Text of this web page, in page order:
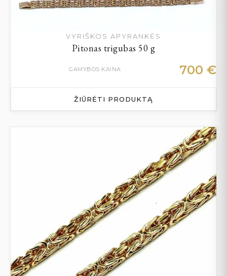
VYRIŠKOS APYRANKĖS
Pitonas trigubas 50 g
GAMYBOS KAINA 700 €
ŽIŪRĖTI PRODUKTĄ